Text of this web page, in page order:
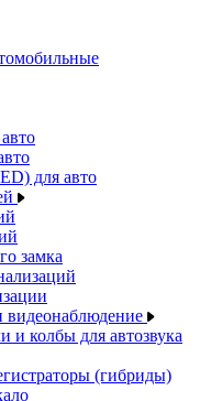
для авто
замка
видеонаблюдение
и колбы для автозвука
(гибриды)